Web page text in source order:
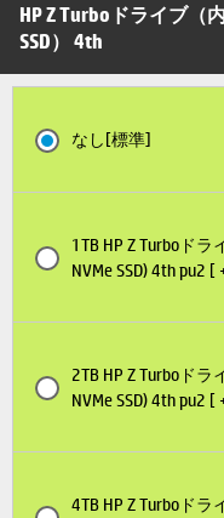
HP Z Turboドライブ（
SSD） 4th
なし[標準]
1TB HP Z Turboド
NVMe SSD) 4th pu2
2TB HP Z Turboド
NVMe SSD) 4th pu2
4TB HP Z Turboドラ